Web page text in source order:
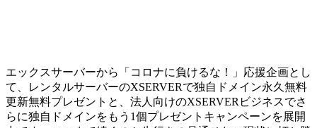
エックスサーバーから「コロナに負けるな！」応援企画とし
て、レンタルサーバーのXSERVERで独自ドメイン永久無料
更新無料プレゼントと、法人向けのXSERVERビジネスでさ
らに独自ドメインをもう1個プレゼントキャンペーンを展開